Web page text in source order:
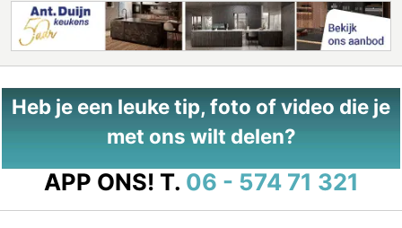
Heb je een leuke tip, foto of video die je
met ons wilt delen?
APP ONS! T. 06 - 574 71 321